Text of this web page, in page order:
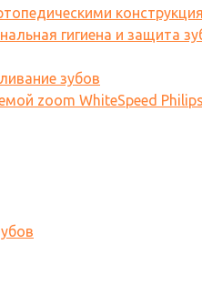
гигиена и защита
зубов
zoom WhiteSpeed Philips